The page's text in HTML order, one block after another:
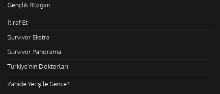
Gençlik Rüzgarı
İtiraf Et
Survivor Ekstra
Survivor Panorama
Türkiye'nin Doktorları
Zahide Yetiş'le Sence?